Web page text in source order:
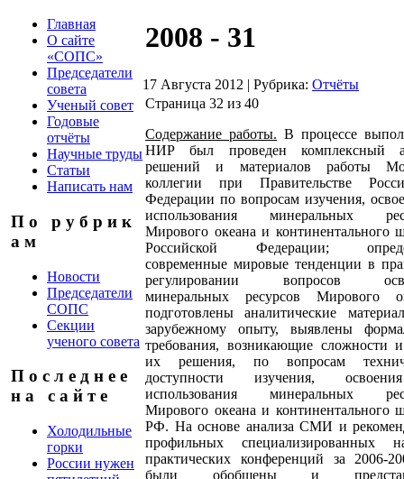
Главная
О сайте
«СОПС»
Председатели
совета
Ученый совет
Годовые
отчёты
Научные труды
Статьи
Написать нам
П о р у б р и к
а м
Новости
Председатели
СОПС
Секции
ученого совета
П о с л е д н е е
н а с а й т е
Холодильные
горки
России нужен
2008 - 31
17 Августа 2012 | Рубрика: Отчёты
Страница 32 из 40
Содержание работы. В процессе
НИР был проведен комплексный
решений и материалов работы
коллегии при Правительстве
Федерации по вопросам изучения,
использования минеральных
Мирового океана и континентального
Российской Федерации;
современные мировые тенденции в
регулировании вопросов
минеральных ресурсов Мирового
подготовлены аналитические
зарубежному опыту, выявлены
требования, возникающие сложности
их решения, по вопросам
доступности изучения,
использования минеральных
Мирового океана и континентального
РФ. На основе анализа СМИ и
профильных специализированных
практических конференций за 2006-
были обобщены и